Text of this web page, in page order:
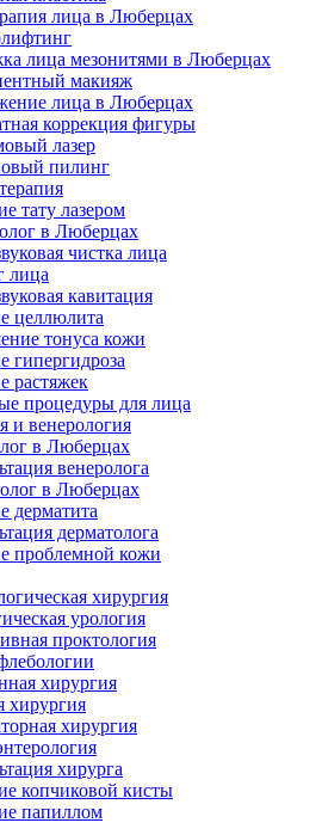
лица в Люберцах
лица мезонитями в Люберцах
макияж
лица в Люберцах
коррекция фигуры
лазер
пилинг
тату лазером
в Люберцах
чистка лица
лица
кавитация
целлюлита
тонуса кожи
гипергидроза
растяжек
процедуры для лица
и венерология
в Люберцах
венеролога
в Люберцах
дерматита
дерматолога
проблемной кожи
хирургия
урология
проктология
хирургия
хирургия
хирургия
хирурга
копчиковой кисты
папиллом